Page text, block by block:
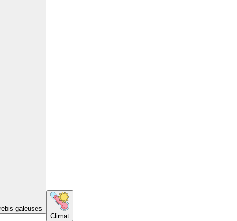
galeuses
Climat